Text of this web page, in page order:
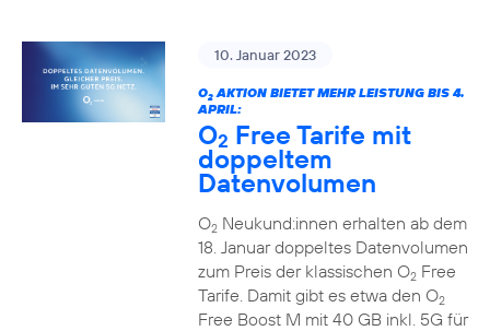
10. Januar 2023
O2AKTION BIETET MEHR LEISTUNG BIS 4.
APRIL:
O2 Free Tarife mit
doppeltem
Datenvolumen
O2Neukund:innen erhalten ab dem
18. Januar doppeltes Datenvolumen
zum Preis der klassischen O2Free
Tarife. Damit gibt es etwa den O2
Free Boost M mit 40 GB inkl. 5G für